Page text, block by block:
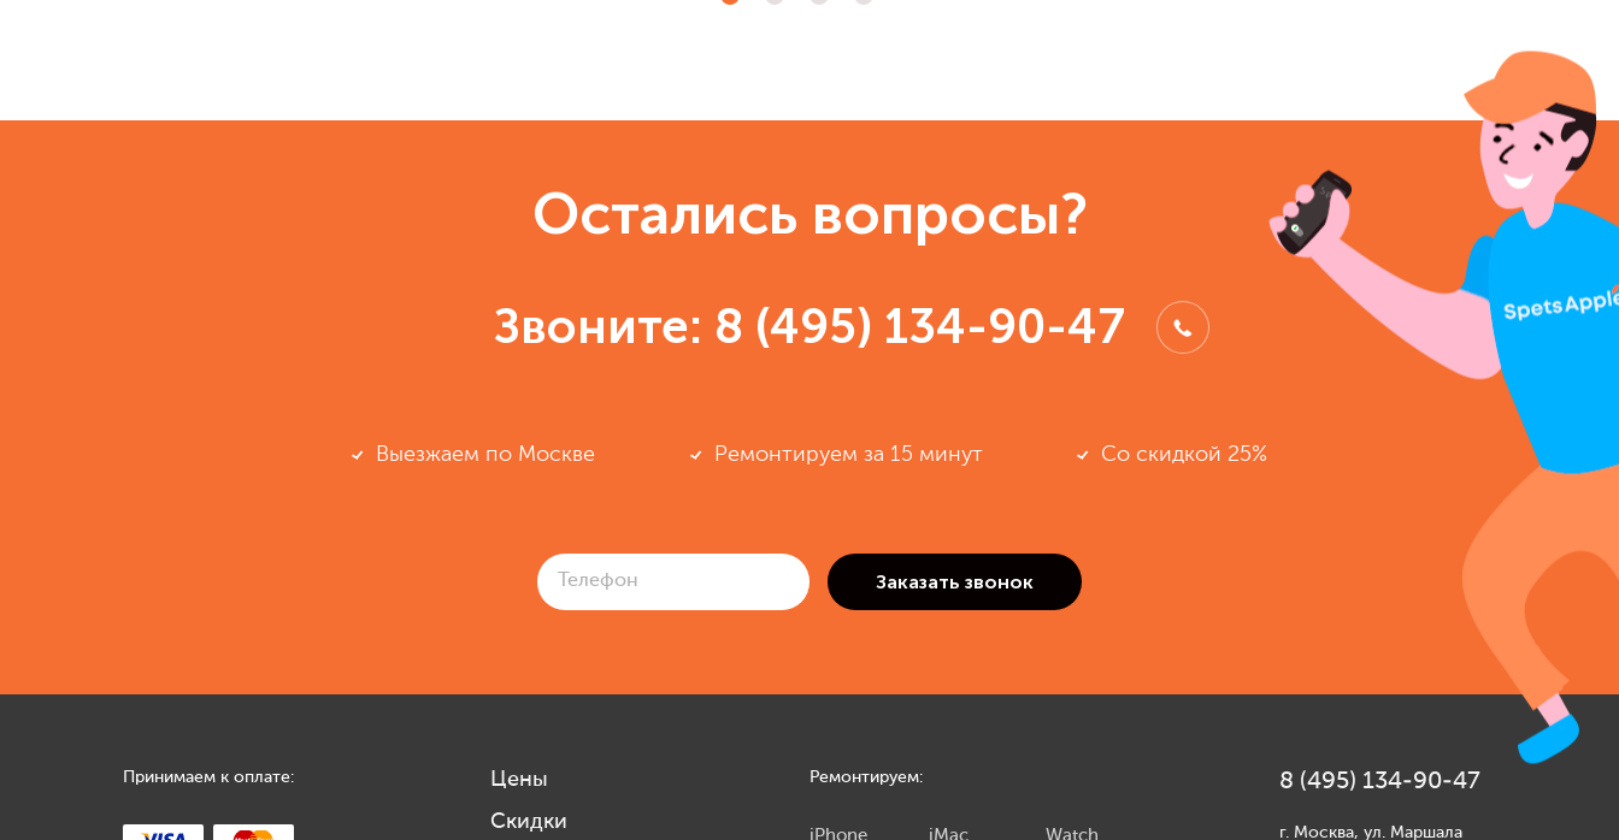
Остались вопросы?
Звоните: 8 (495) 134-90-47
Выезжаем по Москве Ремонтируем за 15 минут Со скидкой 25%
Принимаем к оплате:
Цены
Скидки
Ремонтируем:
iPhone iMac Watch
8 (495) 134-90-47
г. Москва, ул. Маршала